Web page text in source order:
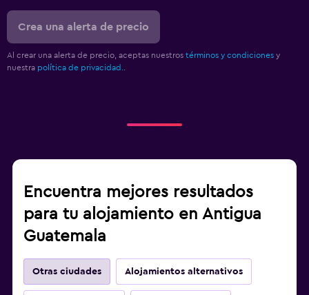
Crea una alerta de precio
Al crear una alerta de precio, aceptas nuestros términos y condiciones y
nuestra política de privacidad.
Encuentra mejores resultados
para tu alojamiento en Antigua
Guatemala
Otras ciudades Alojamientos alternativos